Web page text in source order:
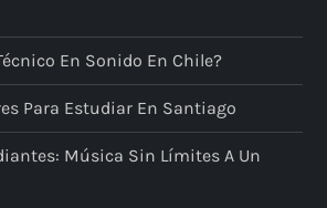
En Sonido En Chile?
Para Estudiar En Santiago
Música Sin Límites A Un